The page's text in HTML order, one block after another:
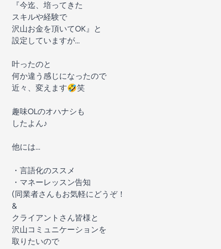
『今迄、培ってきた
スキルや経験で
沢山お金を頂いてOK』と
設定していますが…
叶ったのと
何か違う感じになったので
近々、変えます🤣笑
趣味OLのオハナシも
したよん♪
他には…
・言語化のススメ
・マネーレッスン告知
(同業者さんもお気軽にどうぞ！
&
クライアントさん皆様と
沢山コミュニケーションを
取りたいので